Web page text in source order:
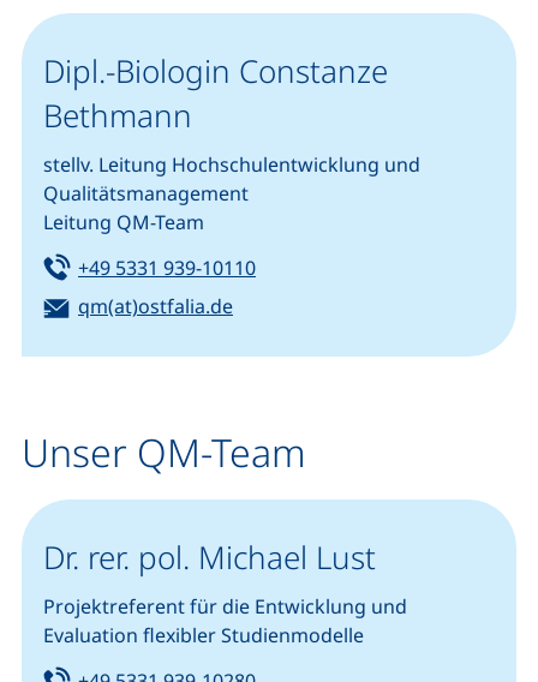
Dipl.-Biologin Constanze
Bethmann
stellv. Leitung Hochschulentwicklung und
Qualitätsmanagement
Leitung QM-Team
Tel:
+49 5331 939-10110(startet einen Telefonanruf,
E-Mail:
qm(at)ostfalia.de(öffnet Ihr E-Mail-Programm)
Unser QM-Team
Dr. rer. pol. Michael Lust
Projektreferent für die Entwicklung und
Evaluation flexibler Studienmodelle